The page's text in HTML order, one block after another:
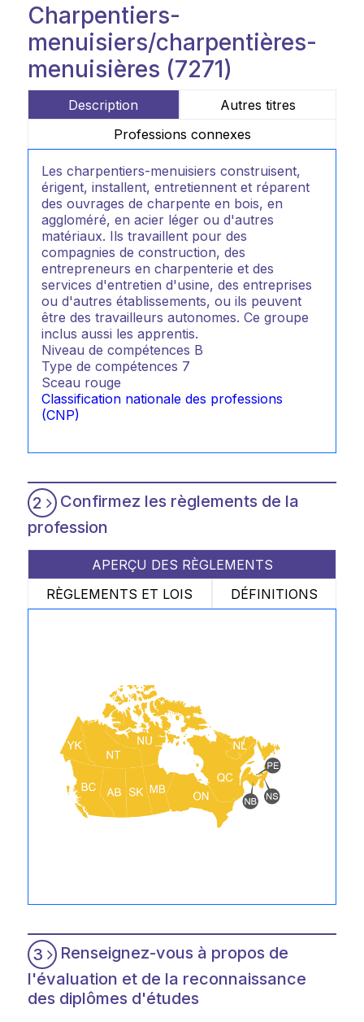
Charpentiers-
menuisiers/charpentières-
menuisières (7271)
Description
Autres titres
Professions connexes
Les charpentiers-menuisiers construisent,
érigent, installent, entretiennent et réparent
des ouvrages de charpente en bois, en
aggloméré, en acier léger ou d'autres
matériaux. Ils travaillent pour des
compagnies de construction, des
entrepreneurs en charpenterie et des
services d'entretien d'usine, des entreprises
ou d'autres établissements, ou ils peuvent
être des travailleurs autonomes. Ce groupe
inclus aussi les apprentis.
Niveau de compétences B
Type de compétences 7
Sceau rouge
Classification nationale des professions
(CNP)
2
Confirmez les règlements de la
profession
APERÇU DES RÈGLEMENTS
RÈGLEMENTS ET LOIS
DÉFINITIONS
3
Renseignez-vous à propos de
l'évaluation et de la reconnaissance
des diplômes d'études